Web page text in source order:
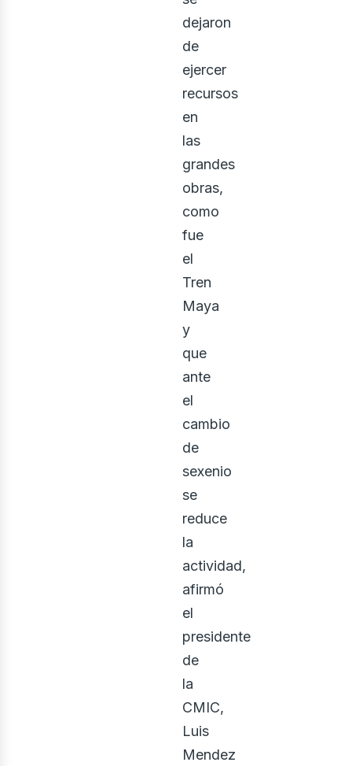
dejaron
de
ejercer
recursos
en
las
grandes
obras,
como
fue
el
Tren
Maya
y
que
ante
el
cambio
de
sexenio
se
reduce
la
actividad,
afirmó
el
presidente
de
la
CMIC,
Luis
Mendez